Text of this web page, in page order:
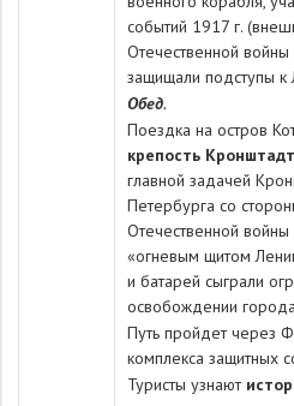
событий 1917 г.
Отечественной
защищали подступы к
Обед.
Поездка на остров
крепость Кронштадт
главной задачей
Петербурга со
Отечественной
«огневым щитом
и батарей сыграли
освобождении
Путь пройдет через
комплекса защитных
Туристы узнают